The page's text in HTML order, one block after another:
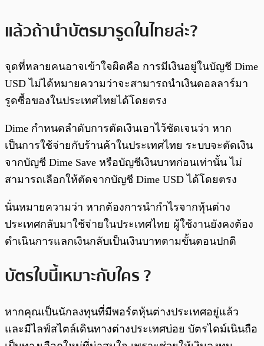
แล้วถ้านำบัตรมารูดในไทยล่ะ?
จุดที่หลายคนอาจเข้าใจผิดคือ การมีเงินอยู่ในบัญชี Dime
USD ไม่ได้หมายความว่าจะสามารถนำเงินดอลลาร์มา
รูดซื้อของในประเทศไทยได้โดยตรง
Dime กำหนดลำดับการตัดเงินเอาไว้ชัดเจนว่า หาก
เป็นการใช้จ่ายกับร้านค้าในประเทศไทย ระบบจะตัดเงิน
จากบัญชี Dime Save หรือบัญชีเงินบาทก่อนเท่านั้น ไม่
สามารถเลือกให้ตัดจากบัญชี Dime USD ได้โดยตรง
นั่นหมายความว่า หากต้องการนำกำไรจากหุ้นต่าง
ประเทศกลับมาใช้จ่ายในประเทศไทย ผู้ใช้งานยังคงต้อง
ดำเนินการแลกเงินกลับเป็นเงินบาทตามขั้นตอนปกติ
บัตรใบนี้เหมาะกับใคร ?
หากคุณเป็นนักลงทุนที่มีพอร์ตหุ้นต่างประเทศอยู่แล้ว
และมีไลฟ์สไตล์เดินทางต่างประเทศบ่อย บัตรไดม์เนินถือ